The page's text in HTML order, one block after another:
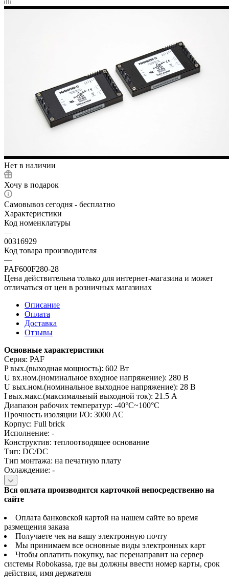
Нет в наличии
Хочу в подарок
Самовывоз сегодня - бесплатно
Характеристики
Код номенклатуры
—
00316929
Код товара производителя
—
PAF600F280-28
Цена действительна только для интернет-магазина и может
отличаться от цен в розничных магазинах
Описание
Оплата
Доставка
Отзывы
Основные характеристики
Серия: PAF
P вых.(выходная мощность): 602 Вт
U вх.ном.(номинальное входное напряжение): 280 В
U вых.ном.(номинальное выходное напряжение): 28 В
I вых.макс.(максимальный выходной ток): 21.5 А
Диапазон рабочих температур: -40°C~100°C
Прочность изоляции I/O: 3000 AC
Корпус: Full brick
Исполнение: -
Конструктив: теплоотводящее основание
Тип: DC/DC
Тип монтажа: на печатную плату
Охлаждение: -
Вся оплата производится карточкой непосредственно на
сайте
Оплата банковской картой на нашем сайте во время
размещения заказа
Получаете чек на вашу электронную почту
Мы принимаем все основные виды электронных карт
Чтобы оплатить покупку, вас перенаправит на сервер
системы Robokassa, где вы должны ввести номер карты, срок
действия, имя держателя